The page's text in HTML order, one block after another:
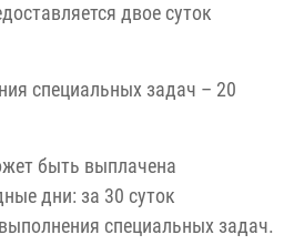
двое суток
специальных задач – 20
быть выплачена
дни: за 30 суток
специальных задач.